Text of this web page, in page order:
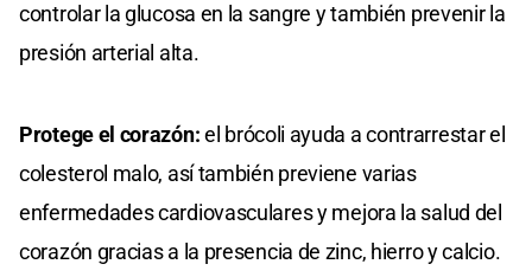
controlar la glucosa en la sangre y también prevenir la
presión arterial alta.
Protege el corazón:el brócoli ayuda a contrarrestar el
colesterol malo, así también previene varias
enfermedades cardiovasculares y mejora la salud del
corazón gracias a la presencia de zinc, hierro y calcio.